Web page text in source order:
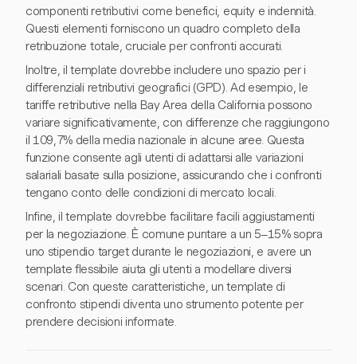
componenti retributivi come benefici, equity e indennità.
Questi elementi forniscono un quadro completo della
retribuzione totale, cruciale per confronti accurati.
Inoltre, il template dovrebbe includere uno spazio per i
differenziali retributivi geografici (GPD). Ad esempio, le
tariffe retributive nella Bay Area della California possono
variare significativamente, con differenze che raggiungono
il 109,7% della media nazionale in alcune aree. Questa
funzione consente agli utenti di adattarsi alle variazioni
salariali basate sulla posizione, assicurando che i confronti
tengano conto delle condizioni di mercato locali.
Infine, il template dovrebbe facilitare facili aggiustamenti
per la negoziazione. È comune puntare a un 5–15% sopra
uno stipendio target durante le negoziazioni, e avere un
template flessibile aiuta gli utenti a modellare diversi
scenari. Con queste caratteristiche, un template di
confronto stipendi diventa uno strumento potente per
prendere decisioni informate.